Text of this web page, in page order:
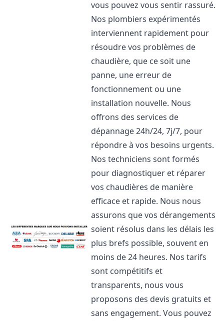
vous pouvez vous sentir rassuré.
Nos plombiers expérimentés
interviennent rapidement pour
résoudre vos problèmes de
chaudière, que ce soit une
panne, une erreur de
fonctionnement ou une
installation nouvelle. Nous
offrons des services de
dépannage 24h/24, 7j/7, pour
répondre à vos besoins urgents.
Nos techniciens sont formés
pour diagnostiquer et réparer
vos chaudières de manière
efficace et rapide. Nous nous
assurons que vos dérangements
soient résolus dans les délais les
plus brefs possible, souvent en
moins de 24 heures. Nos tarifs
sont compétitifs et
transparents, nous vous
proposons des devis gratuits et
sans engagement. Vous pouvez